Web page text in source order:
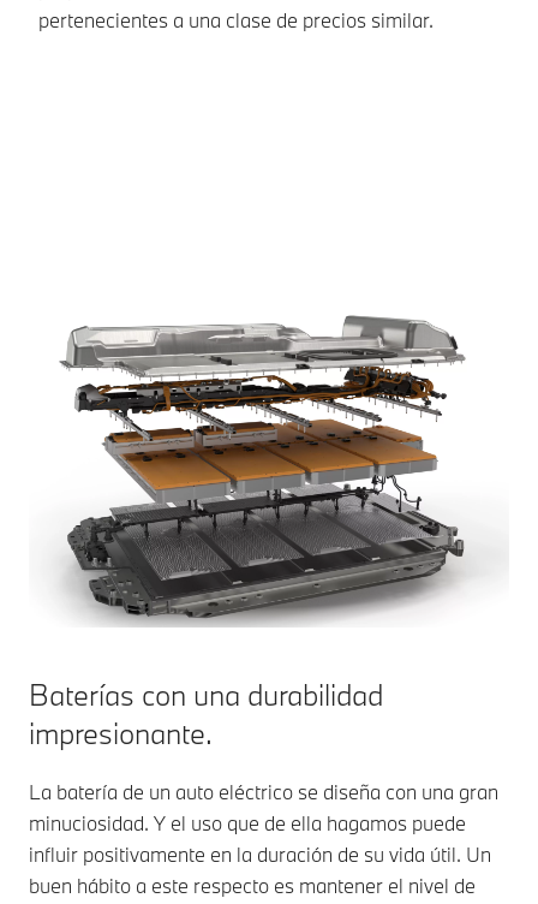
pertenecientes a una clase de precios similar.
Baterías con una durabilidad
impresionante.
La batería de un auto eléctrico se diseña con una gran
minuciosidad. Y el uso que de ella hagamos puede
influir positivamente en la duración de su vida útil. Un
buen hábito a este respecto es mantener el nivel de